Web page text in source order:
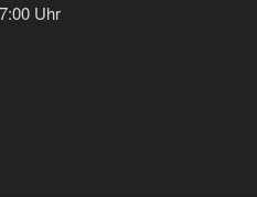
Uhr